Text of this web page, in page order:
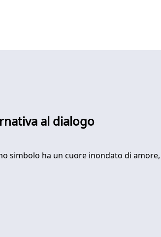
al dialogo
simbolo ha un cuore inondato di